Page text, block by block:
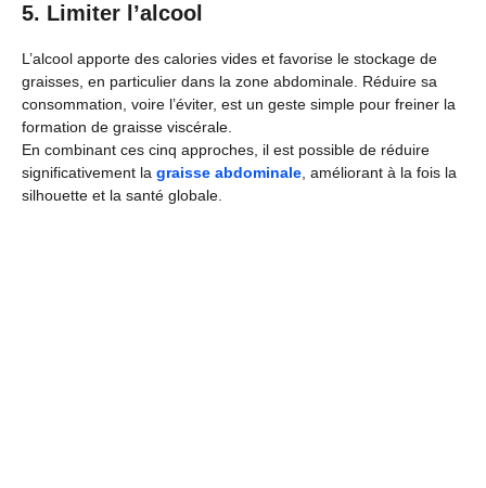
5. Limiter l’alcool
L’alcool apporte des calories vides et favorise le stockage de
graisses, en particulier dans la zone abdominale. Réduire sa
consommation, voire l’éviter, est un geste simple pour freiner la
formation de graisse viscérale.
En combinant ces cinq approches, il est possible de réduire
significativement la graisse abdominale, améliorant à la fois la
silhouette et la santé globale.